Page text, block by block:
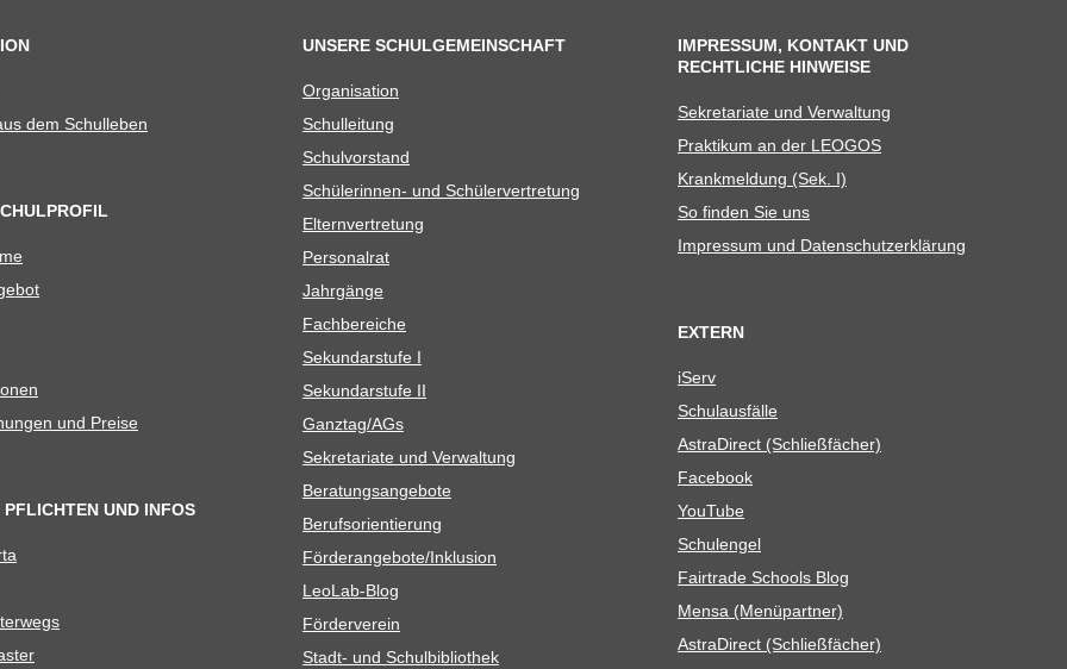
dem Schulleben
und Preise
PFLICHTEN UND INFOS
UNSERE SCHULGEMEINSCHAFT
Orga­ni­sa­tion
Schul­lei­tung
Schul­vor­stand
Schü­le­rin­nen- und Schülervertretung
Eltern­ver­tre­tung
Per­so­nal­rat
Jahr­gänge
Fach­be­rei­che
Sekun­dar­stufe I
Sekun­dar­stufe II
Ganztag/​​AGs
Sekre­ta­riate und Verwaltung
Bera­tungs­an­ge­bote
Berufs­ori­en­tie­rung
Förderangebote/​​Inklusion
Leo­Lab-Blog
För­der­ver­ein
Stadt- und Schulbibliothek
IMPRESSUM, KONTAKT UND
RECHTLICHE HINWEISE
Sekre­ta­riate und Verwaltung
Prak­ti­kum an der LEOGOS
Krank­mel­dung (Sek. I)
So fin­den Sie uns
Impres­sum und Datenschutzerklärung
EXTERN
iServ
Schul­aus­fälle
Astra­Di­rect (Schließ­fä­cher)
Face­book
You­Tube
Schul­en­gel
Fair­trade Schools Blog
Mensa (Menü­part­ner)
Astra­Di­rect (Schließ­fä­cher)